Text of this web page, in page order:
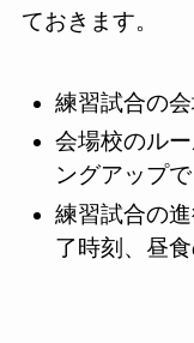
ておきます。
練習試合の
会場校のル
ングアップ
練習試合の
了時刻、昼